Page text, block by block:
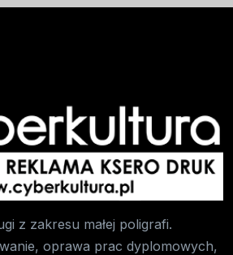
z zakresu małej poligrafi.
oprawa prac dyplomowych,